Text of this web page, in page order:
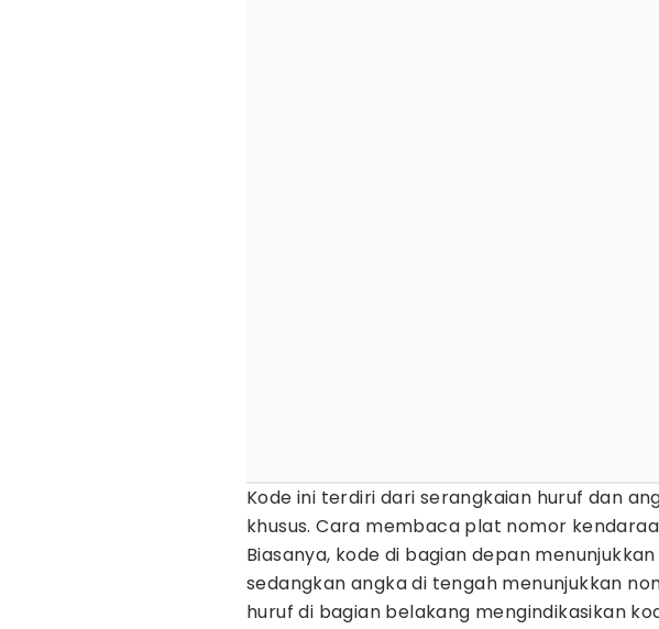
Kode ini terdiri dari serangkaian huruf dan
khusus. Cara membaca plat nomor
Biasanya, kode di bagian depan
sedangkan angka di tengah menunjukkan
huruf di bagian belakang mengindikasikan